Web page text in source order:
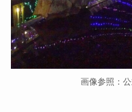
画像参照：